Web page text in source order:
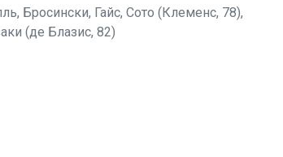
Бросински, Гайс, Сото (Клеменс, 78),
(де Блазис, 82)